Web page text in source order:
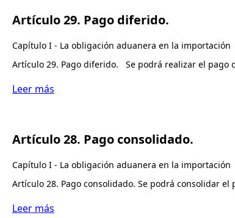
Artículo 29. Pago diferido.
Capítulo I - La obligación aduanera en la importación
Artículo 29. Pago diferido. Se podrá realizar el pago
Leer más
Artículo 28. Pago consolidado.
Capítulo I - La obligación aduanera en la importación
Artículo 28. Pago consolidado. Se podrá consolidar
Leer más